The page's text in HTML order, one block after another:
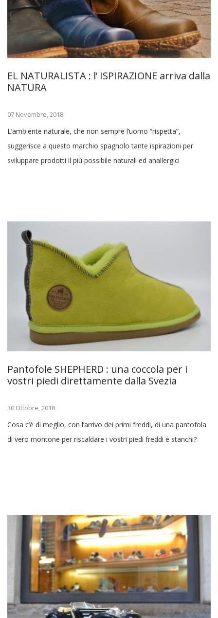
EL NATURALISTA : l’ ISPIRAZIONE arriva dalla
NATURA
07 Novembre, 2018
L’ambiente naturale, che non sempre l’uomo “rispetta”,
suggerisce a questo marchio spagnolo tante ispirazioni per
sviluppare prodotti il più possibile naturali ed anallergici
Pantofole SHEPHERD : una coccola per i
vostri piedi direttamente dalla Svezia
30 Ottobre, 2018
Cosa c’è di meglio, con l’arrivo dei primi freddi, di una pantofola
di vero montone per riscaldare i vostri piedi freddi e stanchi?